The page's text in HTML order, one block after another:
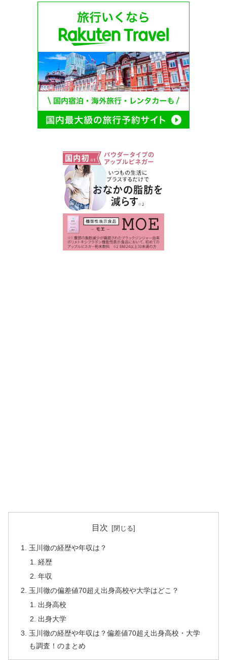
目次
玉川徹の経歴や年収は？
経歴
年収
玉川徹の偏差値70超え出身高校や大学はどこ？
出身高校
出身大学
玉川徹の経歴や年収は？偏差値70超え出身高校・大学
も調査！のまとめ